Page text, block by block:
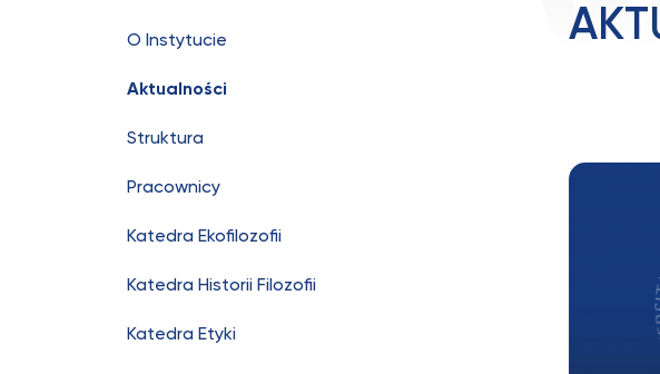
O Instytucie
Aktualności
Struktura
Pracownicy
Katedra Ekofilozofii
Katedra Historii Filozofii
Katedra Etyki